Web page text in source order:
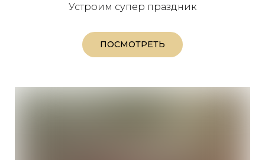
Устроим супер праздник
ПОСМОТРЕТЬ